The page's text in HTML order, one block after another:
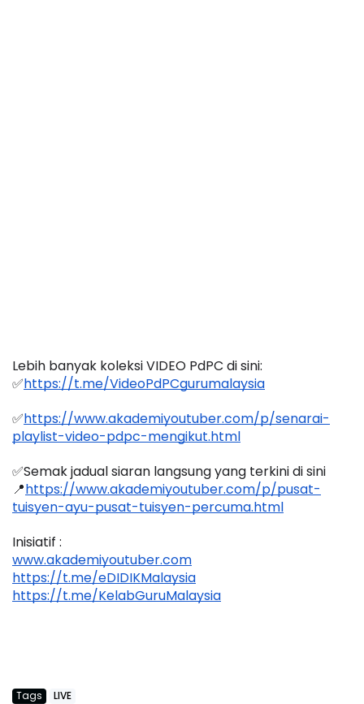
Lebih banyak koleksi VIDEO PdPC di sini:
✅https://t.me/VideoPdPCgurumalaysia
✅https://www.akademiyoutuber.com/p/senarai-
playlist-video-pdpc-mengikut.html
✅Semak jadual siaran langsung yang terkini di sini
📍https://www.akademiyoutuber.com/p/pusat-
tuisyen-ayu-pusat-tuisyen-percuma.html
Inisiatif :
www.akademiyoutuber.com
https://t.me/eDIDIKMalaysia
https://t.me/KelabGuruMalaysia
Tags LIVE